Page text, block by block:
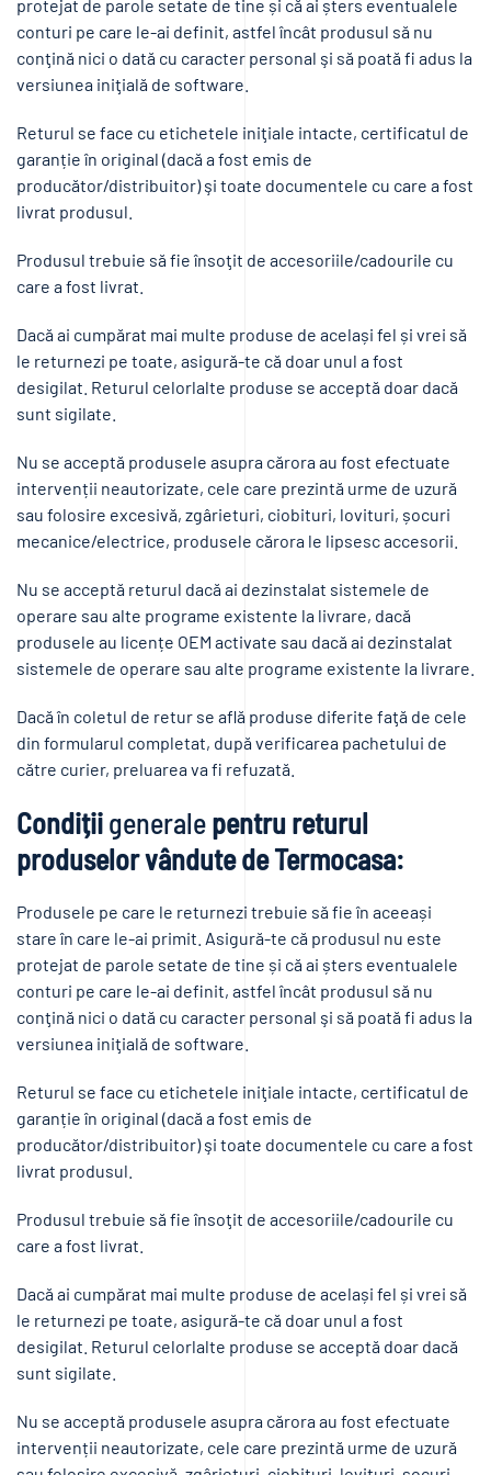
protejat de parole setate de tine și că ai șters eventualele
conturi pe care le-ai definit, astfel încât produsul să nu
conţină nici o dată cu caracter personal şi să poată fi adus la
versiunea iniţială de software.
Returul se face cu etichetele iniţiale intacte, certificatul de
garanție în original (dacă a fost emis de
producător/distribuitor) şi toate documentele cu care a fost
livrat produsul.
Produsul trebuie să fie însoţit de accesoriile/cadourile cu
care a fost livrat.
Dacă ai cumpărat mai multe produse de același fel și vrei să
le returnezi pe toate, asigură-te că doar unul a fost
desigilat. Returul celorlalte produse se acceptă doar dacă
sunt sigilate.
Nu se acceptă produsele asupra cărora au fost efectuate
intervenții neautorizate, cele care prezintă urme de uzură
sau folosire excesivă, zgârieturi, ciobituri, lovituri, șocuri
mecanice/electrice, produsele cărora le lipsesc accesorii.
Nu se acceptă returul dacă ai dezinstalat sistemele de
operare sau alte programe existente la livrare, dacă
produsele au licențe OEM activate sau dacă ai dezinstalat
sistemele de operare sau alte programe existente la livrare.
Dacă în coletul de retur se află produse diferite faţă de cele
din formularul completat, după verificarea pachetului de
către curier, preluarea va fi refuzată.
Condițiigeneralepentru returul
produselor vândute de Termocasa:
Produsele pe care le returnezi trebuie să fie în aceeași
stare în care le-ai primit. Asigură-te că produsul nu este
protejat de parole setate de tine și că ai șters eventualele
conturi pe care le-ai definit, astfel încât produsul să nu
conţină nici o dată cu caracter personal şi să poată fi adus la
versiunea iniţială de software.
Returul se face cu etichetele iniţiale intacte, certificatul de
garanție în original (dacă a fost emis de
producător/distribuitor) şi toate documentele cu care a fost
livrat produsul.
Produsul trebuie să fie însoţit de accesoriile/cadourile cu
care a fost livrat.
Dacă ai cumpărat mai multe produse de același fel și vrei să
le returnezi pe toate, asigură-te că doar unul a fost
desigilat. Returul celorlalte produse se acceptă doar dacă
sunt sigilate.
Nu se acceptă produsele asupra cărora au fost efectuate
intervenții neautorizate, cele care prezintă urme de uzură